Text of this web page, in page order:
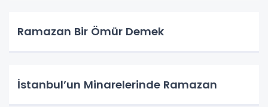
Ramazan Bir Ömür Demek
İstanbul’un Minarelerinde Ramazan